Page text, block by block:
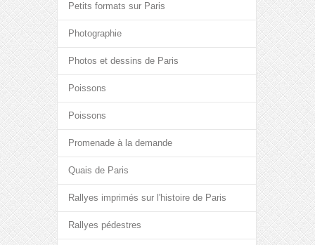
Petits formats sur Paris
Photographie
Photos et dessins de Paris
Poissons
Poissons
Promenade à la demande
Quais de Paris
Rallyes imprimés sur l'histoire de Paris
Rallyes pédestres